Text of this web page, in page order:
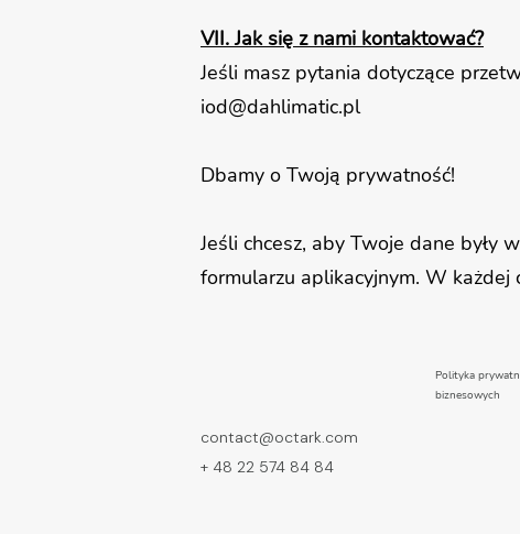
VII. Jak się z nami kontaktować?
Jeśli masz pytania dotyczące
iod@dahlimatic.pl
Dbamy o Twoją prywatność!
Jeśli chcesz, aby Twoje dane były
formularzu aplikacyjnym. W każdej
Polityka
biznesowych
contact@octark.com
+ 48 22 574 84 84